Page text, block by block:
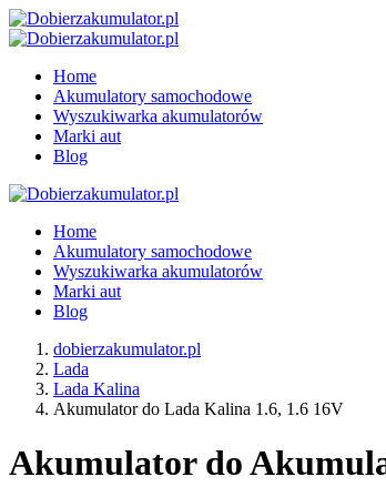
Home
Akumulatory samochodowe
Wyszukiwarka akumulatorów
Marki aut
Blog
Home
Akumulatory samochodowe
Wyszukiwarka akumulatorów
Marki aut
Blog
dobierzakumulator.pl
Lada
Lada Kalina
Akumulator do Lada Kalina 1.6, 1.6 16V
Akumulator do